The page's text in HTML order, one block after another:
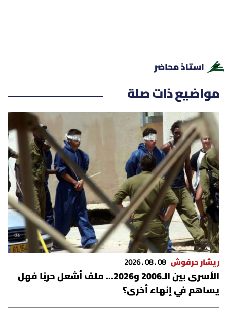
استاذ محاضر
مواضيع ذات صلة
ريشار حرفوش 08 . 08 . 2026
الأسرى بين الـ2006 و2026… ملف أشعل حربًا فهل
يساهم في إنهاء أخرى؟